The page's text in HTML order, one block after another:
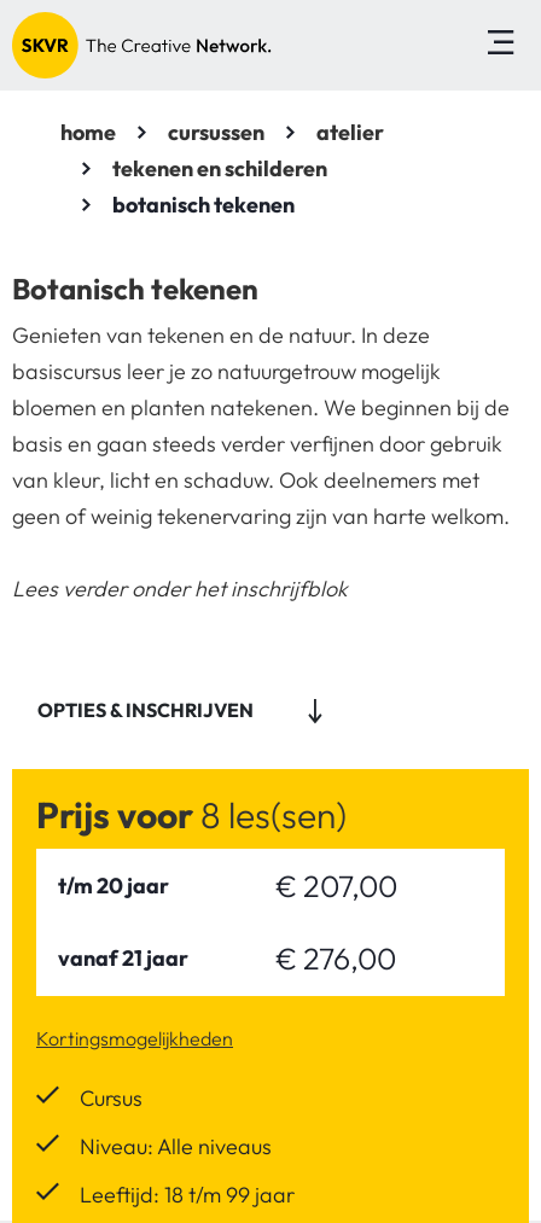
home cursussen
atelier
tekenen en schilderen
botanisch tekenen
Botanisch tekenen
Genieten van tekenen en de natuur. In deze
basiscursus leer je zo natuurgetrouw mogelijk
bloemen en planten natekenen. We beginnen bij de
basis en gaan steeds verder verfijnen door gebruik
van kleur, licht en schaduw. Ook deelnemers met
geen of weinig tekenervaring zijn van harte welkom.
Lees verder onder het inschrijfblok
OPTIES & INSCHRIJVEN
Prijs voor8 les(sen)
t/m 20 jaar € 207,00
vanaf 21 jaar € 276,00
Kortingsmogelijkheden
Cursus
Niveau: Alle niveaus
Leeftijd: 18 t/m 99 jaar